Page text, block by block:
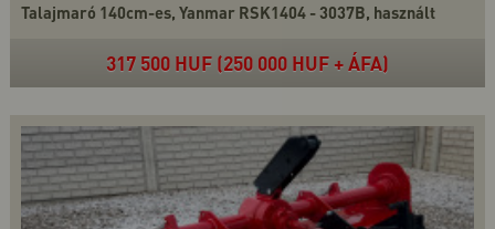
Talajmaró 140cm-es, Yanmar RSK1404 - 3037B, használt
317 500 HUF (250 000 HUF + ÁFA)